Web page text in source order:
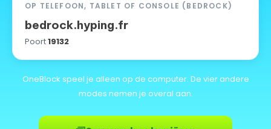
OP TELEFOON, TABLET OF CONSOLE (BEDROCK)
bedrock.hyping.fr
Poort19132
OneBlock speel je alleen op de computer. De vier andere
modes nemen je overal aan.